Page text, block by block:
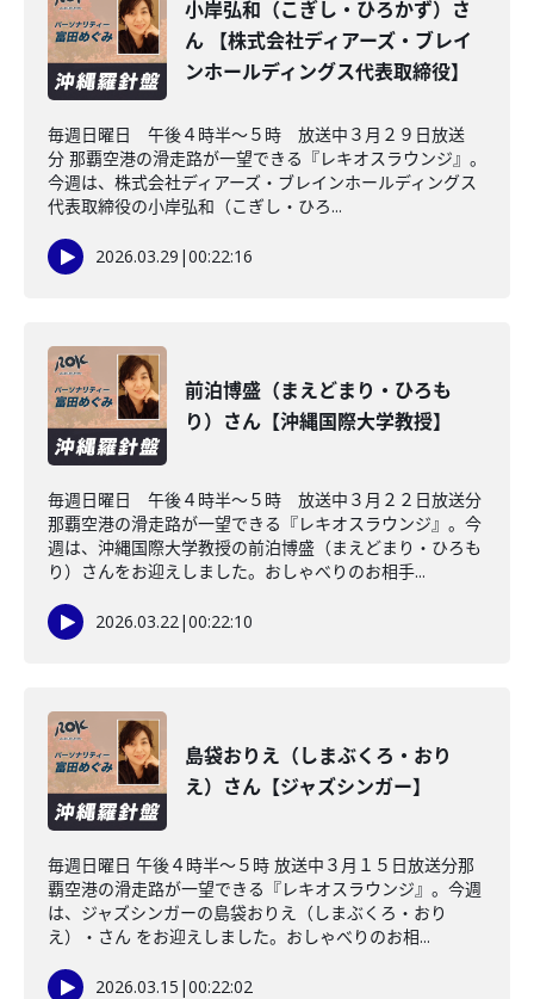
小岸弘和（こぎし・ひろかず）さ
ん 【株式会社ディアーズ・ブレイ
ンホールディングス代表取締役】
毎週日曜日 午後４時半～５時 放送中３月２９日放送
分 那覇空港の滑走路が一望できる『レキオスラウンジ』。
今週は、株式会社ディアーズ・ブレインホールディングス
代表取締役の小岸弘和（こぎし・ひろ...
2026.03.29 |00:22:16
前泊博盛（まえどまり・ひろも
り）さん【沖縄国際大学教授】
毎週日曜日 午後４時半～５時 放送中３月２２日放送分
那覇空港の滑走路が一望できる『レキオスラウンジ』。今
週は、沖縄国際大学教授の前泊博盛（まえどまり・ひろも
り）さんをお迎えしました。おしゃべりのお相手...
2026.03.22|00:22:10
島袋おりえ（しまぶくろ・おり
え）さん【ジャズシンガー】
毎週日曜日 午後４時半～５時 放送中３月１５日放送分那
覇空港の滑走路が一望できる『レキオスラウンジ』。今週
は、ジャズシンガーの島袋おりえ（しまぶくろ・おり
え）・さん をお迎えしました。おしゃべりのお相...
2026.03.15 |00:22:02